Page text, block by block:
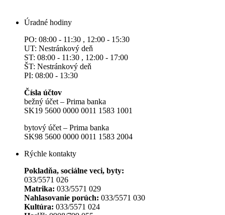
Úradné hodiny
PO: 08:00 - 11:30 , 12:00 - 15:30
UT: Nestránkový deň
ST: 08:00 - 11:30 , 12:00 - 17:00
ŠT: Nestránkový deň
PI: 08:00 - 13:30
Čísla účtov
bežný účet – Prima banka
SK19 5600 0000 0011 1583 1001
bytový účet – Prima banka
SK98 5600 0000 0011 1583 2004
Rýchle kontakty
Pokladňa, sociálne veci, byty:
033/5571 026
Matrika: 033/5571 029
Nahlasovanie porúch: 033/5571 030
Kultúra: 033/5571 024